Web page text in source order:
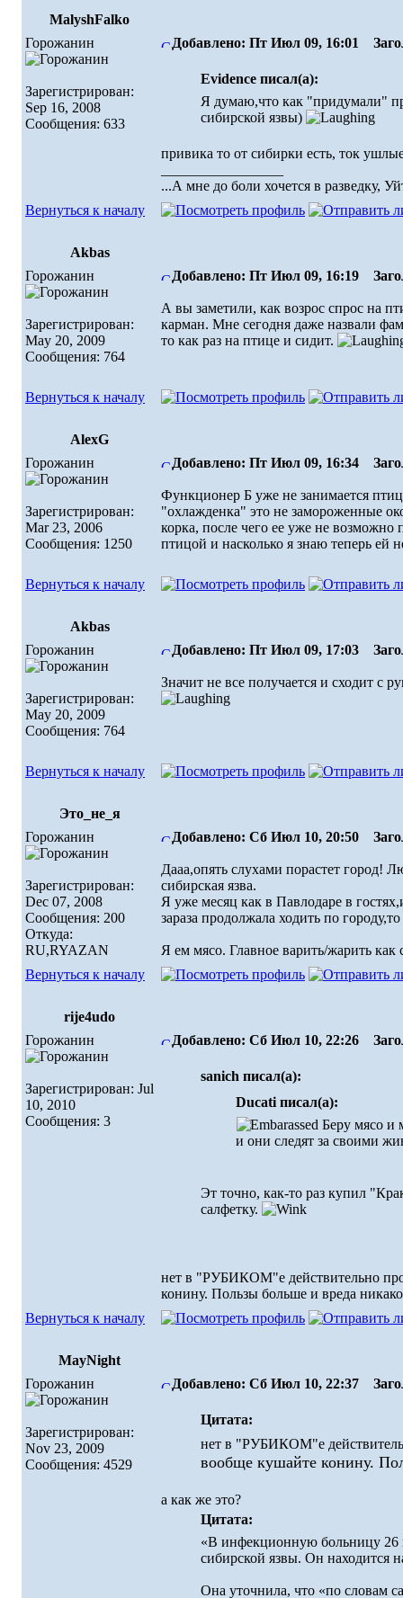
MalyshFalko
Горожанин
Зарегистрирован:
Sep 16, 2008
Сообщения: 633
Добавлено: Пт Июл 09, 16:01
Evidence писал(а):
Я думаю,что как "придумали"
сибирской язвы)
привика то от сибирки есть, ток
...А мне до боли хочется в разведку,
Вернуться к началу
Akbas
Горожанин
Зарегистрирован:
May 20, 2009
Сообщения: 764
Добавлено: Пт Июл 09, 16:19
А вы заметили, как возрос спрос на
карман. Мне сегодня даже назвали
то как раз на птице и сидит.
Вернуться к началу
AlexG
Горожанин
Зарегистрирован:
Mar 23, 2006
Сообщения: 1250
Добавлено: Пт Июл 09, 16:34
Функционер Б уже не занимается
"охлажденка" это не замороженные
корка, после чего ее уже не
птицой и насколько я знаю теперь ей
Вернуться к началу
Akbas
Горожанин
Зарегистрирован:
May 20, 2009
Сообщения: 764
Добавлено: Пт Июл 09, 17:03
Значит не все получается и сходит с
Вернуться к началу
Это_не_я
Горожанин
Зарегистрирован:
Dec 07, 2008
Сообщения: 200
Откуда:
RU,RYAZAN
Добавлено: Сб Июл 10, 20:50
Дааа,опять слухами порастет город!
сибирская язва.
Я уже месяц как в Павлодаре в
зараза продолжала ходить по
Я ем мясо. Главное варить/жарить как
Вернуться к началу
rije4udo
Горожанин
Зарегистрирован: Jul
10, 2010
Сообщения: 3
Добавлено: Сб Июл 10, 22:26
sanich писал(а):
Ducati писал(а):
Беру мясо и
и они следят за своими
Эт точно, как-то раз купил
салфетку.
нет в "РУБИКОМ"е действительно
конину. Пользы больше и вреда
Вернуться к началу
MayNight
Горожанин
Зарегистрирован:
Nov 23, 2009
Сообщения: 4529
Добавлено: Сб Июл 10, 22:37
Цитата:
нет в "РУБИКОМ"е
вообще кушайте конину.
а как же это?
Цитата:
«В инфекционную больницу 26
сибирской язвы. Он находится
Она уточнила, что «по словам